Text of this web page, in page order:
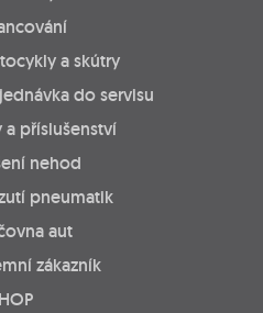
a skútry
do servisu
a příslušenství
nehod
pneumatik
aut
zákazník